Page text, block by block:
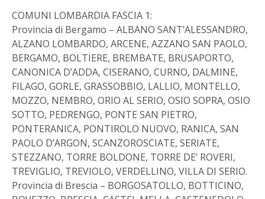
COMUNI LOMBARDIA FASCIA 1:
Provincia di Bergamo – ALBANO SANT’ALESSANDRO,
ALZANO LOMBARDO, ARCENE, AZZANO SAN PAOLO,
BERGAMO, BOLTIERE, BREMBATE, BRUSAPORTO,
CANONICA D’ADDA, CISERANO, CURNO, DALMINE,
FILAGO, GORLE, GRASSOBBIO, LALLIO, MONTELLO,
MOZZO, NEMBRO, ORIO AL SERIO, OSIO SOPRA, OSIO
SOTTO, PEDRENGO, PONTE SAN PIETRO,
PONTERANICA, PONTIROLO NUOVO, RANICA, SAN
PAOLO D’ARGON, SCANZOROSCIATE, SERIATE,
STEZZANO, TORRE BOLDONE, TORRE DE’ ROVERI,
TREVIGLIO, TREVIOLO, VERDELLINO, VILLA DI SERIO.
Provincia di Brescia – BORGOSATOLLO, BOTTICINO,